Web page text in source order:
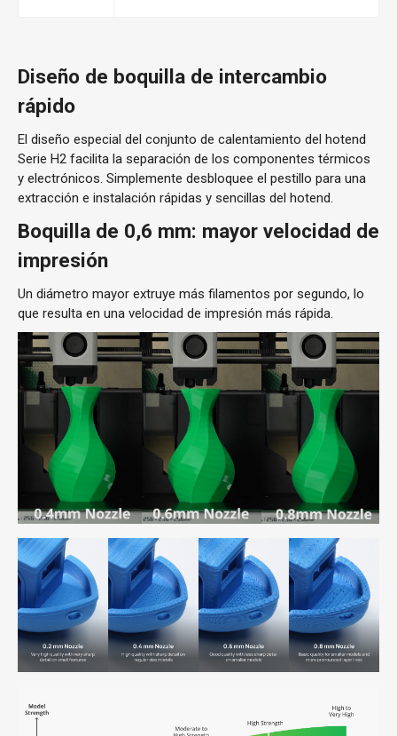
Diseño de boquilla de intercambio
rápido
El diseño especial del conjunto de calentamiento del hotend
Serie H2 facilita la separación de los componentes térmicos
y electrónicos. Simplemente desbloquee el pestillo para una
extracción e instalación rápidas y sencillas del hotend.
Boquilla de 0,6 mm: mayor velocidad de
impresión
Un diámetro mayor extruye más filamentos por segundo, lo
que resulta en una velocidad de impresión más rápida.